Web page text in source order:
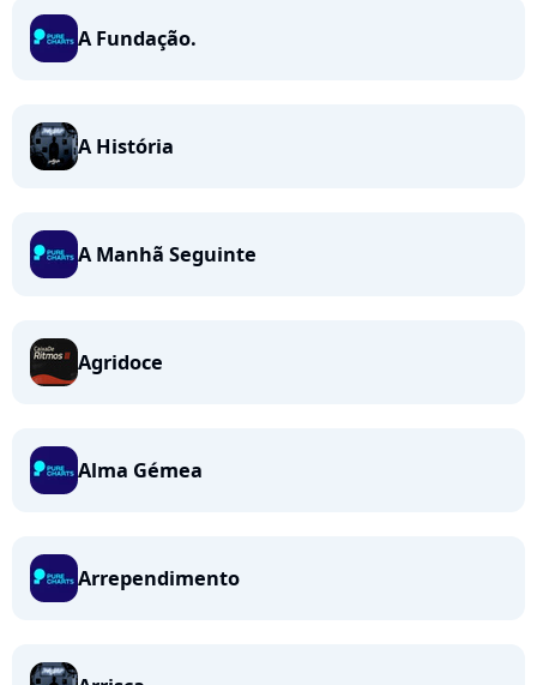
A Fundação.
A História
A Manhã Seguinte
Agridoce
Alma Gémea
Arrependimento